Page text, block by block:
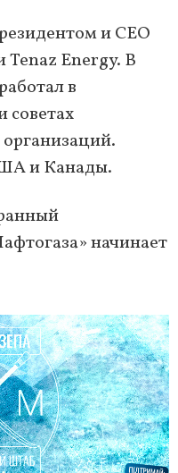
и CEO
Tenaz Energy. В
в
советах
и Канады.
начинает